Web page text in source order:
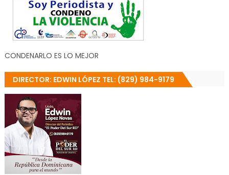
CONDENARLO ES LO MEJOR
DIRECTOR: EDWIN LÓPEZ TEL: (829) 984-9179